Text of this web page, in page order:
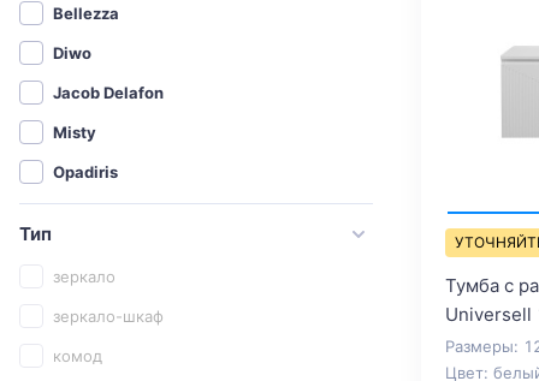
Bellezza
Diwo
Jacob Delafon
Misty
Opadiris
Бриклаер
СанТа
1MarKa
Тип
зеркало
зеркало-шкаф
комод
Тумба с
Universell
Размеры:
Цвет: